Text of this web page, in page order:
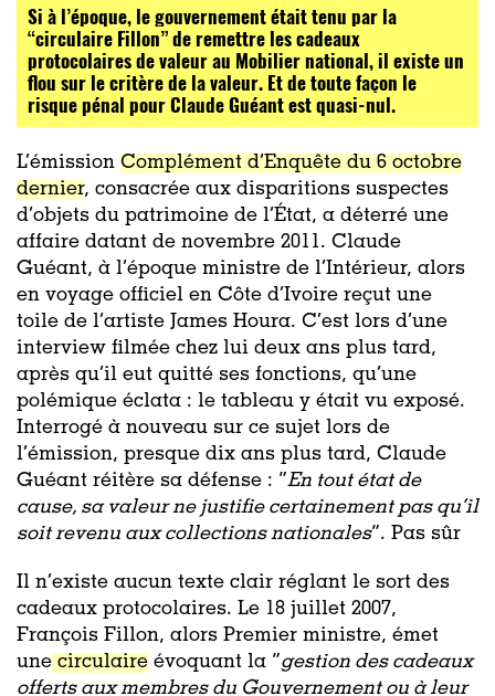
Si à l’époque, le gouvernement était tenu par la
“circulaire Fillon” de remettre les cadeaux
protocolaires de valeur au Mobilier national, il existe un
flou sur le critère de la valeur. Et de toute façon le
risque pénal pour Claude Guéant est quasi-nul.
L’émission Complément d’Enquête du 6 octobre
dernier, consacrée aux disparitions suspectes
d’objets du patrimoine de l’État, a déterré une
affaire datant de novembre 2011. Claude
Guéant, à l’époque ministre de l’Intérieur, alors
en voyage officiel en Côte d’Ivoire reçut une
toile de l’artiste James Houra. C’est lors d’une
interview filmée chez lui deux ans plus tard,
après qu’il eut quitté ses fonctions, qu’une
polémique éclata : le tableau y était vu exposé.
Interrogé à nouveau sur ce sujet lors de
l’émission, presque dix ans plus tard, Claude
Guéant réitère sa défense : “En tout état de
cause, sa valeur ne justifie certainement pas qu’il
soit revenu aux collections nationales”. Pas sûr
Il n’existe aucun texte clair réglant le sort des
cadeaux protocolaires. Le 18 juillet 2007,
François Fillon, alors Premier ministre, émet
une circulaire évoquant la “gestion des cadeaux
offerts aux membres du Gouvernement ou à leur